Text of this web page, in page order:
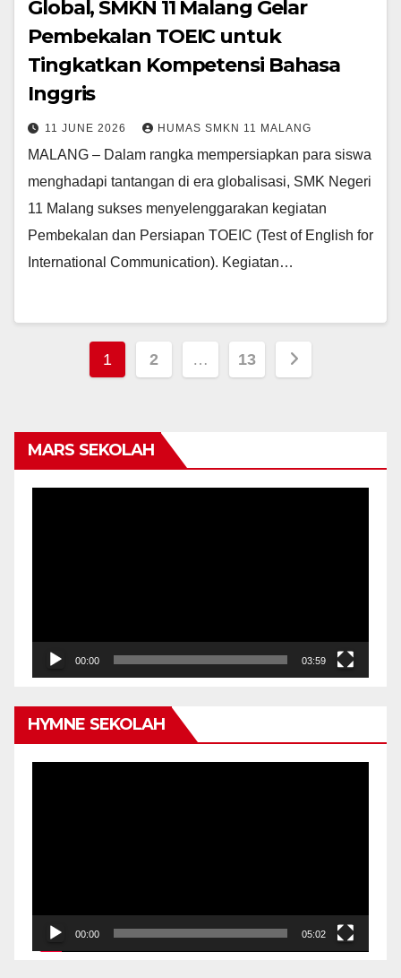
Global, SMKN 11 Malang Gelar
Pembekalan TOEIC untuk
Tingkatkan Kompetensi Bahasa
Inggris
11 JUNE 2026 HUMAS SMKN 11 MALANG
MALANG – Dalam rangka mempersiapkan para siswa
menghadapi tantangan di era globalisasi, SMK Negeri
11 Malang sukses menyelenggarakan kegiatan
Pembekalan dan Persiapan TOEIC (Test of English for
International Communication). Kegiatan…
Posts
1 2 … 13
MARS SEKOLAH
00:00 03:59
HYMNE SEKOLAH
00:00 05:02